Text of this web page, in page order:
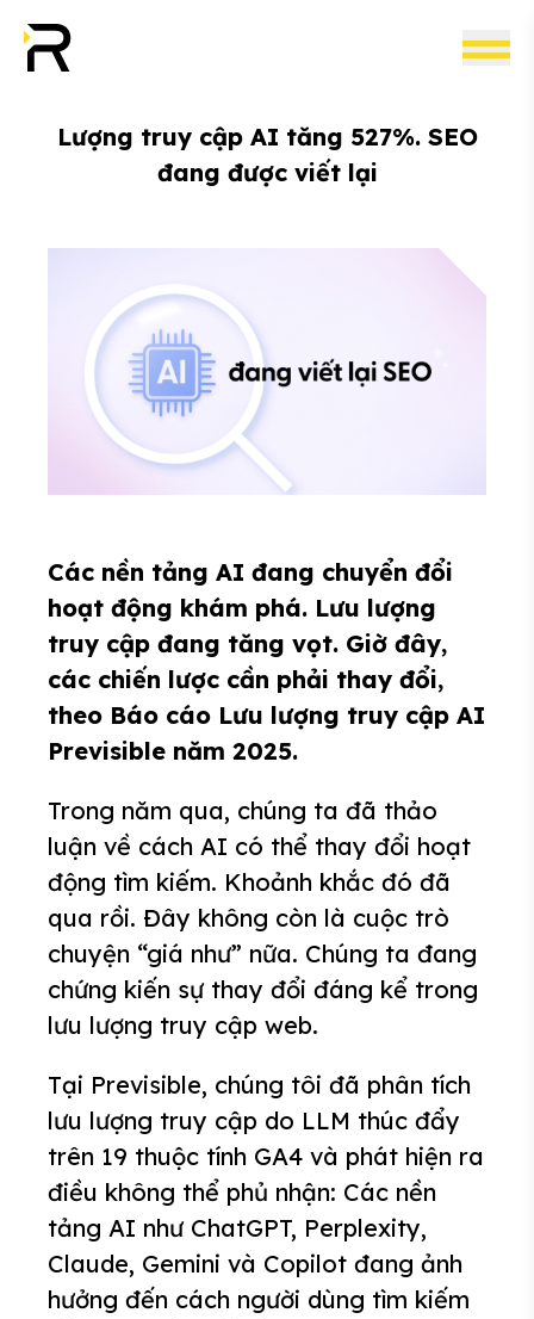
Lượng truy cập AI tăng 527%. SEO
đang được viết lại
Các nền tảng AI đang chuyển đổi
hoạt động khám phá. Lưu lượng
truy cập đang tăng vọt. Giờ đây,
các chiến lược cần phải thay đổi,
theo Báo cáo Lưu lượng truy cập AI
Previsible năm 2025.
Trong năm qua, chúng ta đã thảo
luận về cách AI có thể thay đổi hoạt
động tìm kiếm. Khoảnh khắc đó đã
qua rồi. Đây không còn là cuộc trò
chuyện “giá như” nữa. Chúng ta đang
chứng kiến sự thay đổi đáng kể trong
lưu lượng truy cập web.
Tại Previsible, chúng tôi đã phân tích
lưu lượng truy cập do LLM thúc đẩy
trên 19 thuộc tính GA4 và phát hiện ra
điều không thể phủ nhận: Các nền
tảng AI như ChatGPT, Perplexity,
Claude, Gemini và Copilot đang ảnh
hưởng đến cách người dùng tìm kiếm